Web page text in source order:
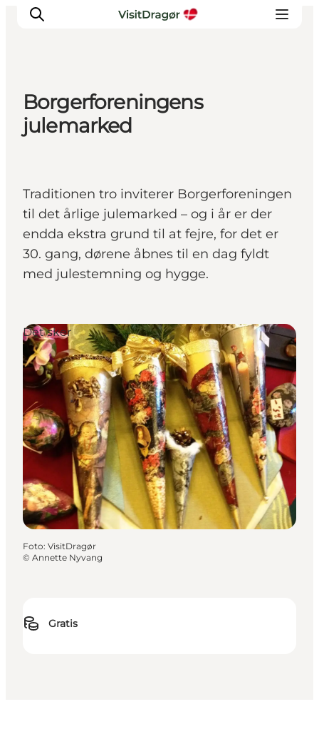
Oplev
For børn
Praktisk
Borgerforeningens
julemarked
Traditionen tro inviterer Borgerforeningen
til det årlige julemarked – og i år er der
endda ekstra grund til at fejre, for det er
30. gang, dørene åbnes til en dag fyldt
med julestemning og hygge.
Gratis
Det sker
Foto: VisitDragør
© Annette Nyvang